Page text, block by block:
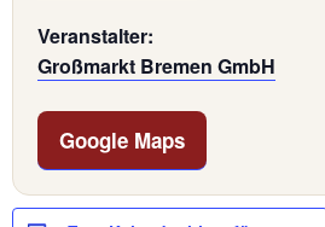
Veranstalter:
Großmarkt Bremen GmbH
Google Maps